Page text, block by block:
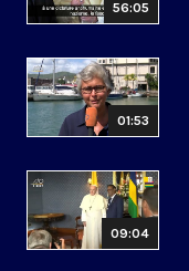
56:05
01:53
09:04